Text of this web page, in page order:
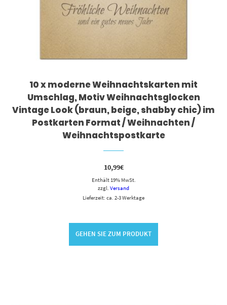
10 x moderne Weihnachtskarten mit
Umschlag, Motiv Weihnachtsglocken
Vintage Look (braun, beige, shabby chic) im
Postkarten Format / Weihnachten /
Weihnachtspostkarte
10,99€
Enthält 19% MwSt.
zzgl. Versand
Lieferzeit: ca. 2-3 Werktage
GEHEN SIE ZUM PRODUKT